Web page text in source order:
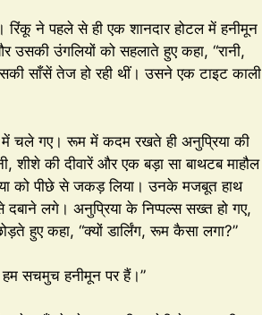
ने पहले से ही एक शानदार होटल में हनीमून
उसकी उंगलियों को सहलाते हुए कहा, “रानी,
साँसें तेज हो रही थीं। उसने एक टाइट काली
में चले गए। रूम में कदम रखते ही अनुप्रिया की
शीशे की दीवारें और एक बड़ा सा बाथटब माहौल
को पीछे से जकड़ लिया। उनके मजबूत हाथ
लगे। अनुप्रिया के निप्पल्स सख्त हो गए,
हुए कहा, “क्यों डार्लिंग, रूम कैसा लगा?”
हम सचमुच हनीमून पर हैं।”